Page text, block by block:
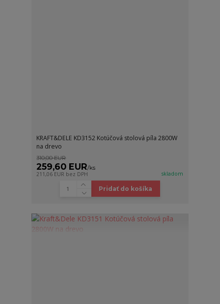
KRAFT&DELE KD3152 Kotúčová stolová píla 2800W
na drevo
310,00 EUR
259,60 EUR/ks
211,06 EUR bez DPH skladom
Pridať do košíka